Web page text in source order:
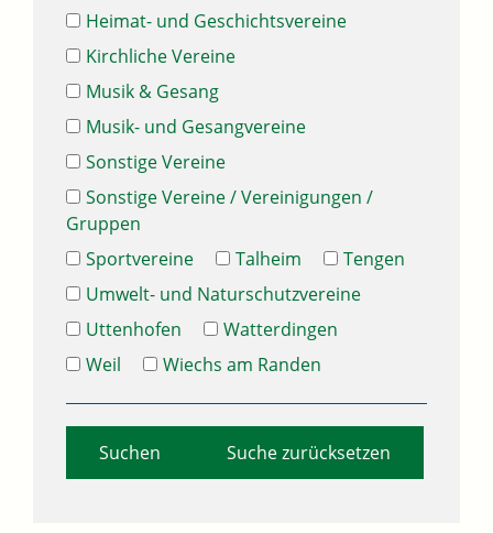
Heimat- und Geschichtsvereine
Kirchliche Vereine
Musik & Gesang
Musik- und Gesangvereine
Sonstige Vereine
Sonstige Vereine / Vereinigungen /
Gruppen
Sportvereine
Talheim
Tengen
Umwelt- und Naturschutzvereine
Uttenhofen
Watterdingen
Weil
Wiechs am Randen
Suche zurücksetzen